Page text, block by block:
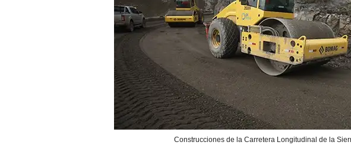
Construcciones de la Carretera Longitudinal de la